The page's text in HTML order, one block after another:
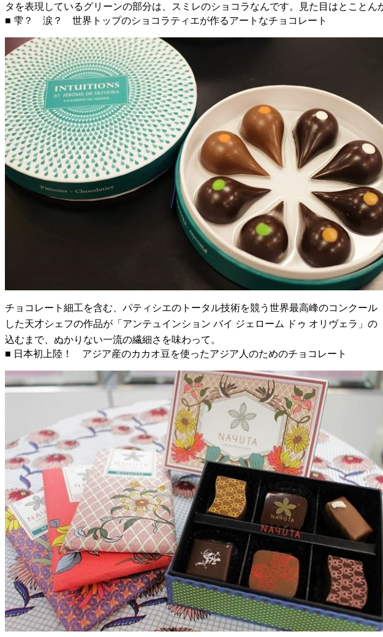
タを表現しているグリーンの部分は、スミレのショコラなんです。見た目はとことん
■ 雫？ 涙？ 世界トップのショコラティエが作るアートなチョコレート
チョコレート細工を含む、パティシエのトータル技術を競う世界最高峰のコンクー
した天才シェフの作品が「アンテュインション バイ ジェローム ドゥ オリヴェラ」
込むまで、ぬかりない一流の繊細さを味わって。
■ 日本初上陸！ アジア産のカカオ豆を使ったアジア人のためのチョコレート